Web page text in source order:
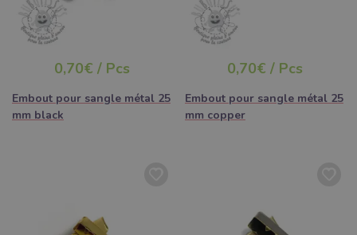
0,70€ / Pcs
Embout pour sangle métal 25
mm black
0,70€ / Pcs
Embout pour sangle métal 25
mm copper